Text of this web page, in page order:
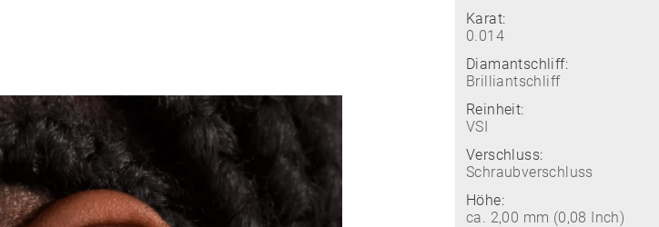
Karat:
0.014
Diamantschliff:
Brilliantschliff
Reinheit:
VSI
Verschluss:
Schraubverschluss
Höhe:
ca. 2,00 mm (0,08 Inch)